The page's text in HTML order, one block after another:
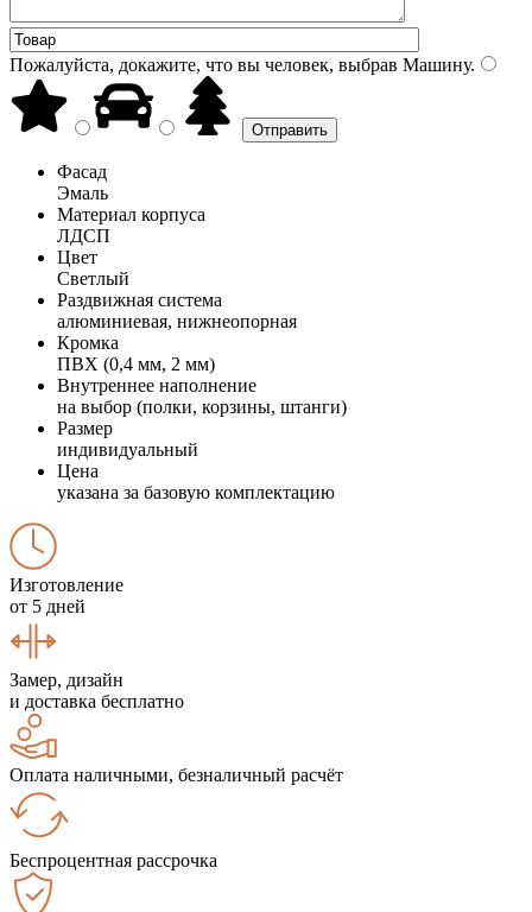
Пожалуйста, докажите, что вы человек, выбрав Машину.
Фасад
Эмаль
Материал корпуса
ЛДСП
Цвет
Светлый
Раздвижная система
алюминиевая, нижнеопорная
Кромка
ПВХ (0,4 мм, 2 мм)
Внутреннее наполнение
на выбор (полки, корзины, штанги)
Размер
индивидуальный
Цена
указана за базовую комплектацию
Изготовление
от 5 дней
Замер, дизайн
и доставка бесплатно
Оплата наличными, безналичный расчёт
Беспроцентная рассрочка